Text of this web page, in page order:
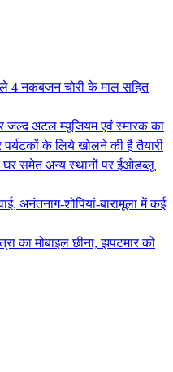
4 नकबजन चोरी के माल सहित
जल्द अटल म्यूजियम एवं स्मारक का
के लिये खोलने की है तैयारी
घर समेत अन्य स्थानों पर ईओडब्लू
अनंतनाग-शोपियां-बारामूला में कई
का मोबाइल छीना, झपटमार को